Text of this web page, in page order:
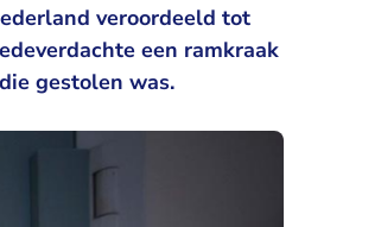
veroordeeld tot
een ramkraak
gestolen was.